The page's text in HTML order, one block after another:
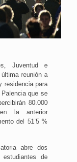
Juventud e
reunión a
residencia para
que se
80.000
la anterior
del 51’5 %
abre dos
de